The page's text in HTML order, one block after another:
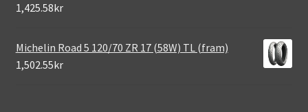
1,425.58kr
Michelin Road 5 120/70 ZR 17 (58W) TL (fram)
1,502.55kr